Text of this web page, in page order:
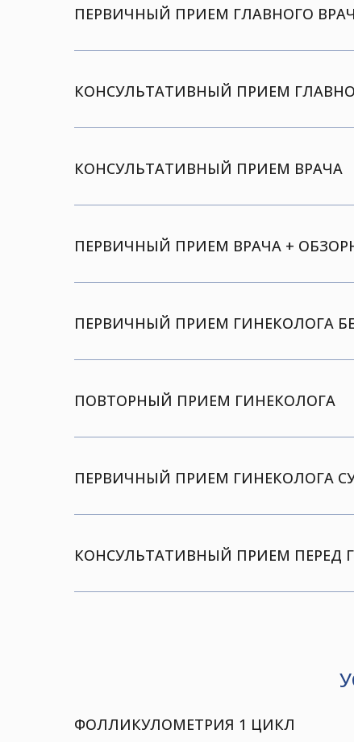
ПЕРВИЧНЫЙ ПРИЕМ ГЛАВНОГО
КОНСУЛЬТАТИВНЫЙ ПРИЕМ
КОНСУЛЬТАТИВНЫЙ ПРИЕМ ВРАЧА
ПЕРВИЧНЫЙ ПРИЕМ ВРАЧА +
ПЕРВИЧНЫЙ ПРИЕМ ГИНЕКОЛОГА
ПОВТОРНЫЙ ПРИЕМ ГИНЕКОЛОГА
ПЕРВИЧНЫЙ ПРИЕМ ГИНЕКОЛОГА
КОНСУЛЬТАТИВНЫЙ ПРИЕМ ПЕРЕД
ФОЛЛИКУЛОМЕТРИЯ 1 ЦИКЛ